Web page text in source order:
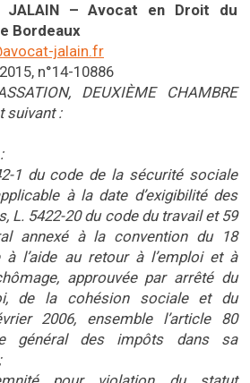
JALAIN – Avocat en Droit du
Bordeaux
jalain.fr
n°14-10886
DEUXIÈME CHAMBRE
suivant :
1 du code de la sécurité sociale
à la date d’exigibilité des
L. 5422-20 du code du travail et 59
annexé à la convention du 18
à l’aide au retour à l’emploi et à
approuvée par arrêté du
de la cohésion sociale et du
2006, ensemble l’article 80
général des impôts dans sa